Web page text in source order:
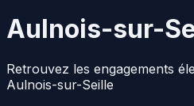
Aulnois-sur-
Retrouvez les engagements
Aulnois-sur-Seille